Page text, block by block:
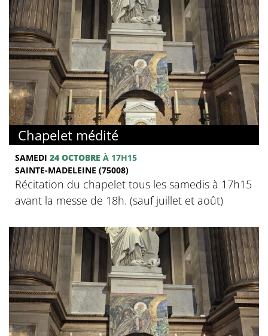
Chapelet médité
SAMEDI 24 OCTOBRE À 17H15
SAINTE-MADELEINE (75008)
Récitation du chapelet tous les samedis à 17h15
avant la messe de 18h. (sauf juillet et août)